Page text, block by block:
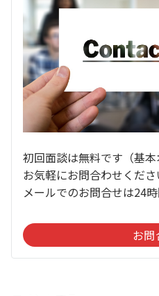
初回面談は無料です（基本
お気軽にお問合わせくださ
メールでのお問合せは24時
お問